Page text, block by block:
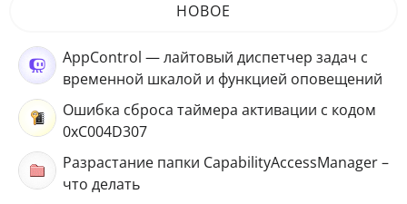
НОВОЕ
AppControl — лайтовый диспетчер задач с
временной шкалой и функцией оповещений
Ошибка сброса таймера активации с кодом
0xC004D307
Разрастание папки CapabilityAccessManager –
что делать